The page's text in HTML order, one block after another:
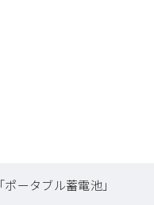
「ポータブル蓄電池」